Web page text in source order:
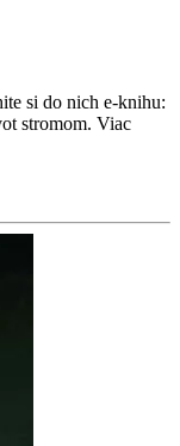
si do nich e-knihu:
stromom. Viac